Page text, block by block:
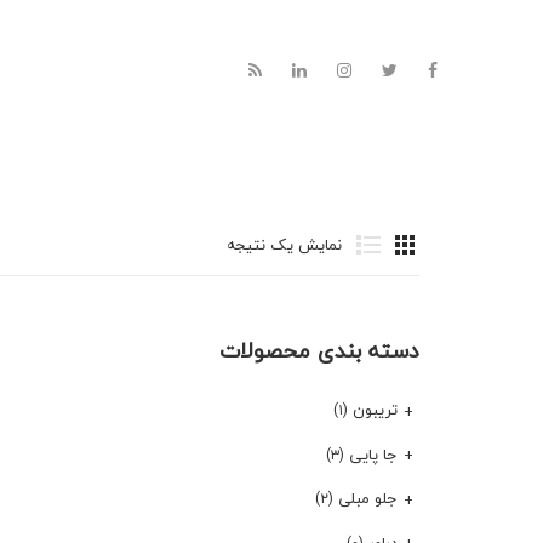
نمایش یک نتیجه
دسته بندی محصولات
تریبون (۱)
جا پایی (۳)
جلو مبلی (۲)